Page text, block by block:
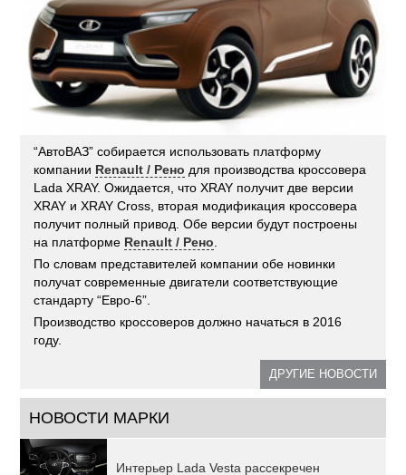
“АвтоВАЗ” собирается использовать платформу
компании Renault / Рено для производства кроссовера
Lada XRAY. Ожидается, что XRAY получит две версии
XRAY и XRAY Cross, вторая модификация кроссовера
получит полный привод. Обе версии будут построены
на платформе Renault / Рено
По словам представителей компании обе новинки
получат современные двигатели соответствующие
стандарту “Евро-6”.
Производство кроссоверов должно начаться в 2016
году.
ДРУГИЕ НОВОСТИ
НОВОСТИ МАРКИ
Интерьер Lada Vesta рассекречен